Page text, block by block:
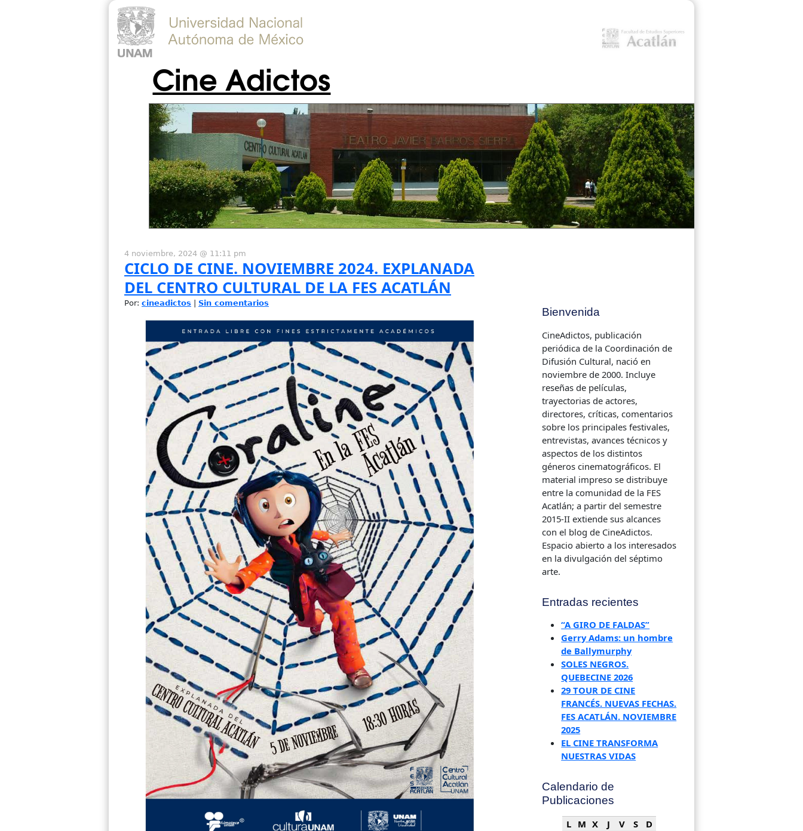
Cine Adictos
4 noviembre, 2024 @ 11:11 pm
CICLO DE CINE. NOVIEMBRE 2024. EXPLANADA
DEL CENTRO CULTURAL DE LA FES ACATLÁN
Por: cineadictos Sin comentarios
Bienvenida
CineAdictos, publicación
periódica de la Coordinación de
Difusión Cultural, nació en
noviembre de 2000. Incluye
reseñas de películas,
trayectorias de actores,
directores, críticas, comentarios
sobre los principales festivales,
entrevistas, avances técnicos y
aspectos de los distintos
géneros cinematográficos. El
material impreso se distribuye
entre la comunidad de la FES
Acatlán; a partir del semestre
2015-II extiende sus alcances
con el blog de CineAdictos.
Espacio abierto a los interesados
en la divulgación del séptimo
arte.
Entradas recientes
“A GIRO DE FALDAS”
Gerry Adams: un hombre
de Ballymurphy
SOLES NEGROS.
QUEBECINE 2026
29 TOUR DE CINE
FRANCÉS. NUEVAS FECHAS.
FES ACATLÁN. NOVIEMBRE
2025
EL CINE TRANSFORMA
NUESTRAS VIDAS
Calendario de
Publicaciones
L M X J V S
D